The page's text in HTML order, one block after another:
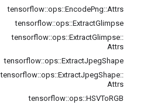
tensorflow::ops::EncodePng::Attrs
tensorflow::ops::ExtractGlimpse
tensorflow::ops::ExtractGlimpse::
Attrs
tensorflow::ops::ExtractJpegShape
tensorflow::ops::ExtractJpegShape::
Attrs
tensorflow::ops::HSVToRGB